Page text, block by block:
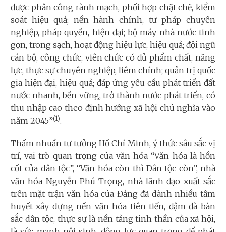
được phân công rành mạch, phối hợp chặt chẽ, kiểm
soát hiệu quả; nền hành chính, tư pháp chuyên
nghiệp, pháp quyền, hiện đại; bộ máy nhà nước tinh
gọn, trong sạch, hoạt động hiệu lực, hiệu quả; đội ngũ
cán bộ, công chức, viên chức có đủ phẩm chất, năng
lực, thực sự chuyên nghiệp, liêm chính; quản trị quốc
gia hiện đại, hiệu quả; đáp ứng yêu cầu phát triển đất
nước nhanh, bền vững, trở thành nước phát triển, có
thu nhập cao theo định hướng xã hội chủ nghĩa vào
năm 2045”(1).
Thấm nhuần tư tưởng Hồ Chí Minh, ý thức sâu sắc vị
trí, vai trò quan trọng của văn hóa “Văn hóa là hồn
cốt của dân tộc”, “Văn hóa còn thì Dân tộc còn”, nhà
văn hóa Nguyễn Phú Trọng, nhà lãnh đạo xuất sắc
trên mặt trận văn hóa của Đảng đã dành nhiều tâm
huyết xây dựng nền văn hóa tiên tiến, đậm đà bàn
sắc dân tộc, thực sự là nền tảng tinh thần của xã hội,